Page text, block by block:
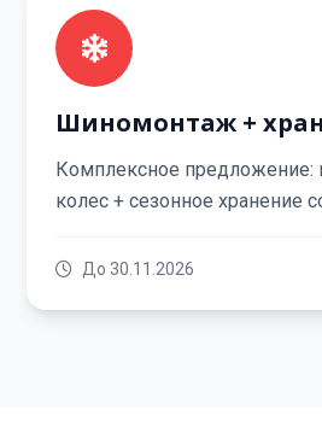
Шиномонтаж +
Комплексное
колес + сезонное хранение
До 30.11.2026